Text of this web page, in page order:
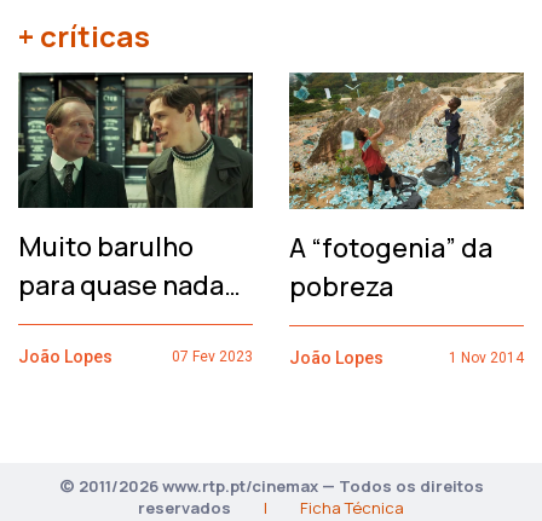
+ críticas
Muito barulho
para quase nada…
João Lopes 07 Fev 2023
A “fotogenia” da
pobreza
João Lopes 1 Nov 2014
© 2011/2026 www.rtp.pt/cinemax — Todos os direitos
reservados
| Ficha Técnica